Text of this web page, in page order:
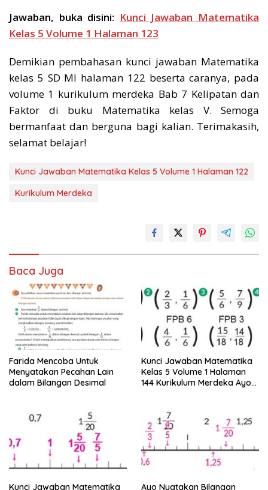
Jawaban, buka disini: Kunci Jawaban Matematika
Kelas 5 Volume 1 Halaman 123
Demikian pembahasan kunci jawaban Matematika
kelas 5 SD MI halaman 122 beserta caranya, pada
volume 1 kurikulum merdeka Bab 7 Kelipatan dan
Faktor di buku Matematika kelas V. Semoga
bermanfaat dan berguna bagi kalian. Terimakasih,
selamat belajar!
Kunci Jawaban Matematika Kelas 5 Volume 1 Halaman 122
Kurikulum Merdeka
Baca Juga
Farida Mencoba Untuk
Menyatakan Pecahan Lain
dalam Bilangan Desimal
Kunci Jawaban Matematika
Kelas 5 Volume 1 Halaman
144 Kurikulum Merdeka Ayo
Kunci Jawaban Matematika
Ayo Nyatakan Bilangan